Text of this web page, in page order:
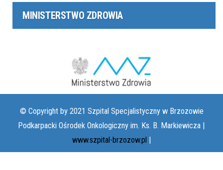
MINISTERSTWO ZDROWIA
© Copyright by 2021 Szpital Specjalistyczny w Brzozowie
Podkarpacki Ośrodek Onkologiczny im. Ks. B. Markiewicza |
www.szpital-brzozow.pl |